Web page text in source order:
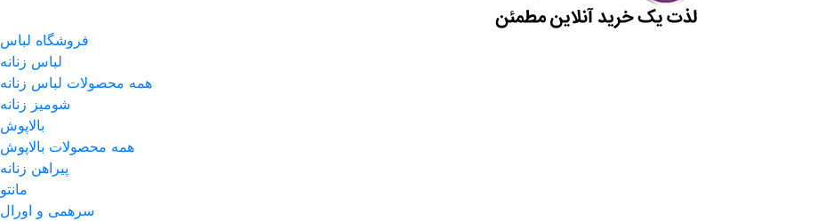
فروشگاه لباس
لباس زنانه
همه محصولات لباس زنانه
شومیز زنانه
بالاپوش
همه محصولات بالاپوش
پیراهن زنانه
مانتو
سرهمی و اورال